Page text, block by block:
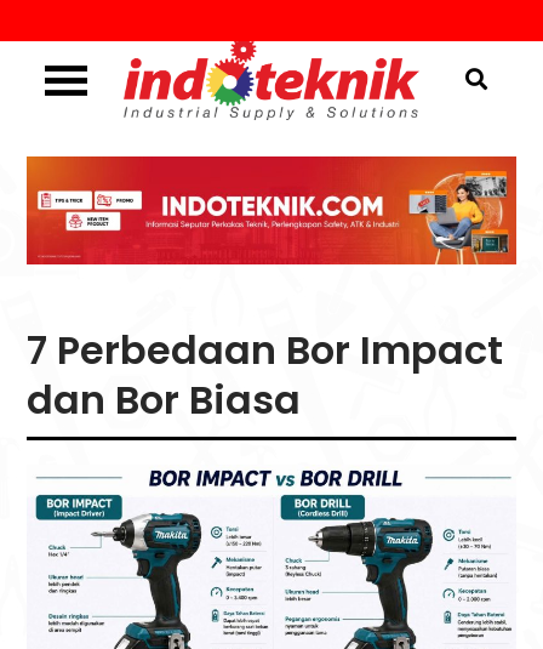
content
Seputar Teknik, Safety,
ATK & Industri
7 Perbedaan Bor Impact
dan Bor Biasa